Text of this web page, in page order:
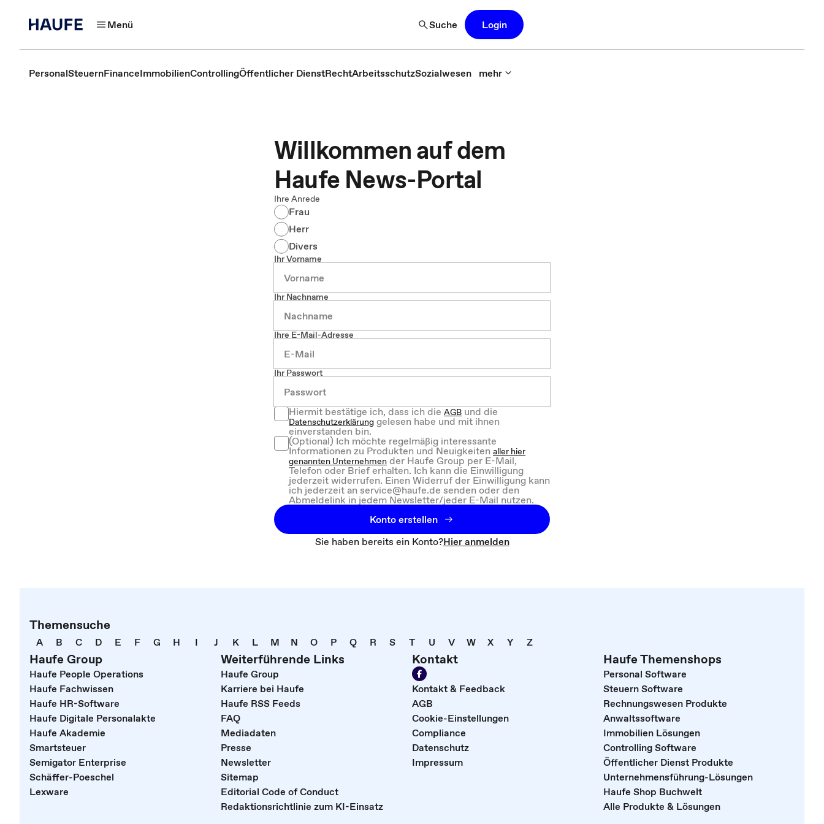
Menü Suche Login
PersonalSteuernFinanceImmobilienControllingÖffentlicher DienstRechtArbeitsschutzSozialwesen mehr
Willkommen auf dem
Haufe News-Portal
Ihre Anrede
Frau
Herr
Divers
Ihr Vorname
Ihr Nachname
Ihre E-Mail-Adresse
Ihr Passwort
Hiermit bestätige ich, dass ich dieAGBund die
Datenschutzerklärung gelesen habe und mit ihnen
einverstanden bin.
(Optional) Ich möchte regelmäßig interessante
Informationen zu Produkten und Neuigkeiten aller hier
genannten Unternehmen der Haufe Group per E-Mail,
Telefon oder Brief erhalten. Ich kann die Einwilligung
jederzeit widerrufen. Einen Widerruf der Einwilligung kann
ich jederzeit an service@haufe.de senden oder den
Abmeldelink in jedem Newsletter/jeder E-Mail nutzen.
Konto erstellen
Sie haben bereits ein Konto?Hier anmelden
Themensuche
A B C D E F G H I J K L M N O P Q R S T U V W X Y Z
Haufe Group
Haufe People Operations
Haufe Fachwissen
Haufe HR-Software
Haufe Digitale Personalakte
Haufe Akademie
Smartsteuer
Semigator Enterprise
Schäffer-Poeschel
Lexware
Weiterführende Links
Haufe Group
Karriere bei Haufe
Haufe RSS Feeds
FAQ
Mediadaten
Presse
Newsletter
Sitemap
Editorial Code of Conduct
Redaktionsrichtlinie zum KI-Einsatz
Kontakt
Kontakt & Feedback
AGB
Cookie-Einstellungen
Compliance
Datenschutz
Impressum
Haufe Themenshops
Personal Software
Steuern Software
Rechnungswesen Produkte
Anwaltssoftware
Immobilien Lösungen
Controlling Software
Öffentlicher Dienst Produkte
Unternehmensführung-Lösungen
Haufe Shop Buchwelt
Alle Produkte & Lösungen